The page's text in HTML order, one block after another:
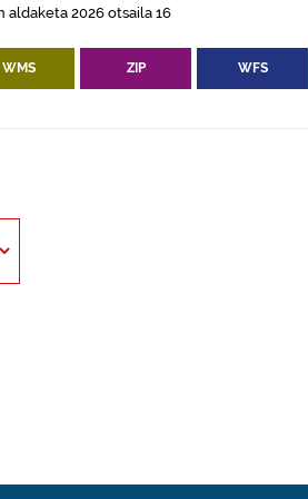
aldaketa 2026 otsaila 16
WMS ZIP WFS